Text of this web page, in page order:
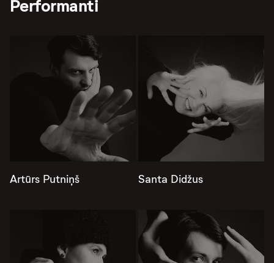
Performanti
Artūrs Putniņš Santa Didžus